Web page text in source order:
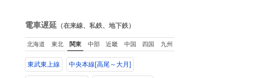
で貯めてた2万円を役
に立てて欲しい、み
んなも元気になって
欲しいと。家内も一
緒に募金したので、
自分も何かできたら
なぁと思いました。
数
数
電車遅延 （在来線、私鉄、地下鉄）
北海道 東北 関東 中部 近畿 中国 四国 九州
東武東上線 中央本線[高尾～大月]